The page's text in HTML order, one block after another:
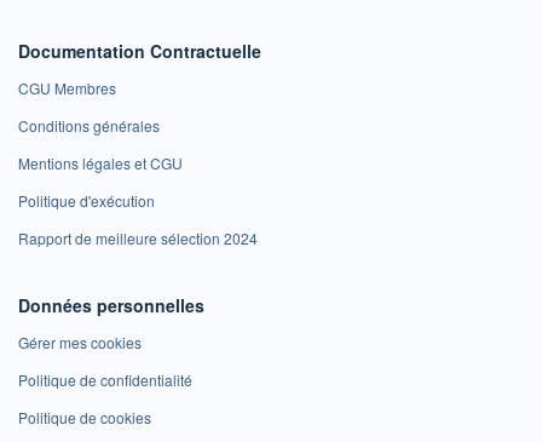
Documentation Contractuelle
CGU Membres
Conditions générales
Mentions légales et CGU
Politique d'exécution
Rapport de meilleure sélection 2024
Données personnelles
Gérer mes cookies
Politique de confidentialité
Politique de cookies